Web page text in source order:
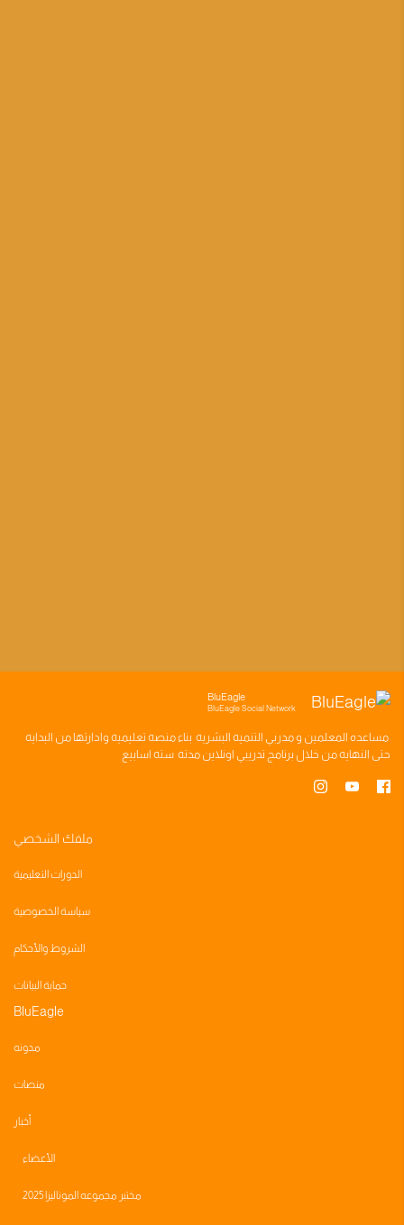
BluEagle
BluEagle Social Network
مساعده المعلمين ومدربي التنميه البشريه بناءمنصه تعليميه وادارتها من البدايه
حتى النهايه من خلال برنامج تدريبي اونلاين مدته سته اسابيع
ملفك الشخصي
الدورات التعليمية
سياسة الخصوصية
الشروط والأحكام
حماية البيانات
BluEagle
مدونه
منصات
أخبار
الأعضاء
مختبر مجموعه الموناليزا 2025